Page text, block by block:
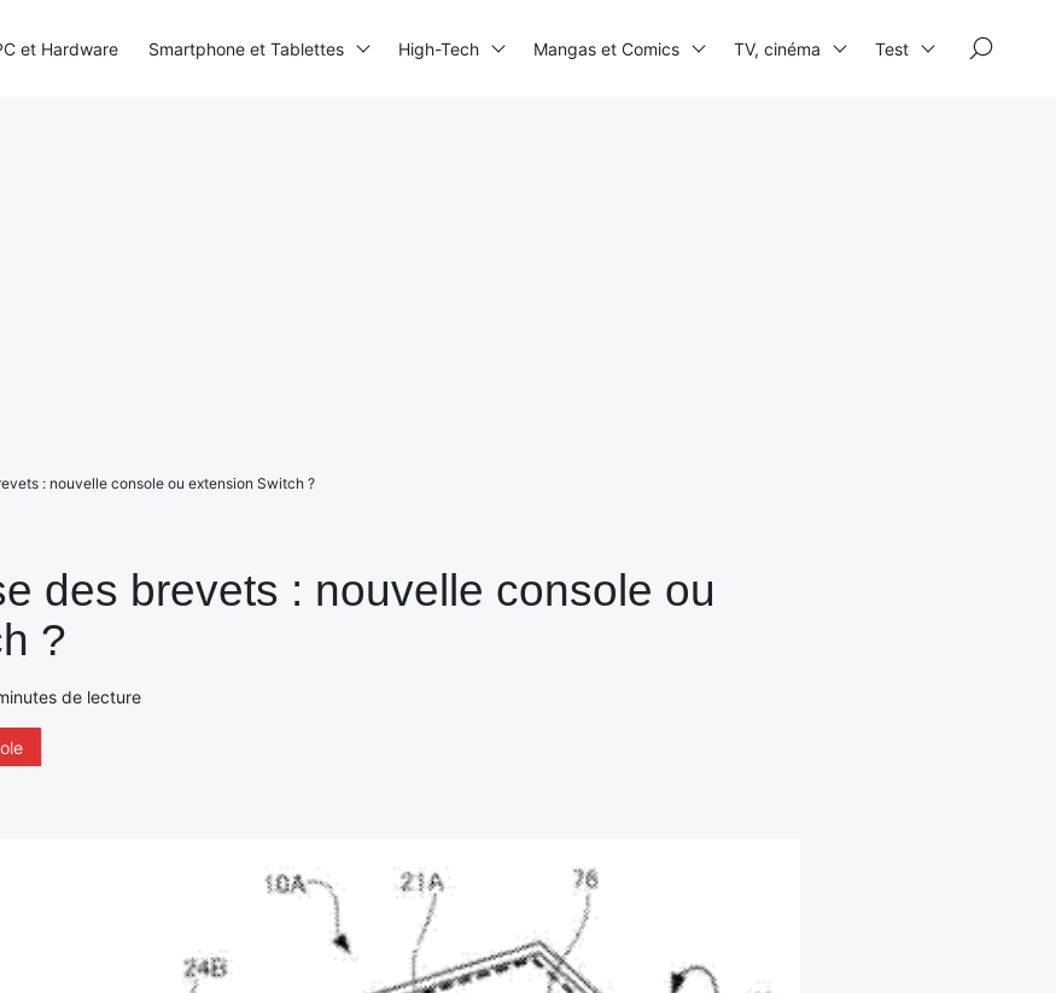
des brevets : nouvelle console ou
?
de lecture
: nouvelle console ou extension Switch ?
et Hardware Smartphone et Tablettes High-Tech Mangas et Comics TV, cinéma Test